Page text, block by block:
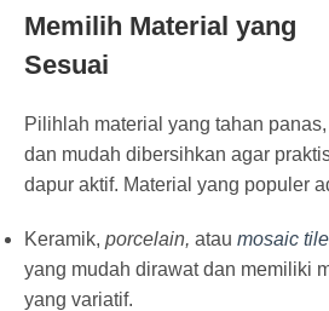
Memilih Material yang
Sesuai
Pilihlah material yang tahan
dan mudah dibersihkan agar
dapur aktif. Material yang populer
Keramik, porcelain, atau mosaic
yang mudah dirawat dan memiliki
yang variatif.